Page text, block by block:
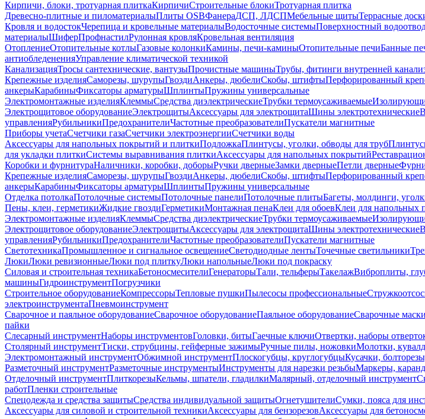
Кирпичи, блоки, тротуарная плиткаКирпичиСтроительные блокиТротуарная плитка
Древесно-плитные и пиломатериалыПлиты OSBФанераДСП, ЛДСПМебельные щитыТеррасные
Кровля и водостокЧерепица и кровельные материалыВодосточные системыПоверхностный
материалыШиферПрофнастилРулонная кровляКровельная вентиляция
ОтоплениеОтопительные котлыГазовые колонкиКамины, печи-каминыОтопительные печиБанные
антиобледененияУправление климатической техникой
КанализацияТросы сантехнические, вантузыПрочистные машиныТрубы, фитинги внутренней
Крепежные изделияСаморезы, шурупыГвоздиАнкеры, дюбелиСкобы, штифтыПерфорированный
анкерыКарабиныФиксаторы арматурыШплинтыПружины универсальные
Электромонтажные изделияКлеммыСредства диэлектрическиеТрубки термоусаживаемые
Электрощитовое оборудованиеЭлектрощитыАксессуары для электрощитаШины электротехнические
управленияРубильникиПредохранителиЧастотные преобразователиПускатели магнитные
Приборы учетаСчетчики газаСчетчики электроэнергииСчетчики воды
Аксессуары для напольных покрытий и плиткиПодложкаПлинтусы, уголки, обводы для труб
для укладки плиткиСистемы выравнивания плиткиАксессуары для напольных покрытий
Коробки и фурнитураНаличники, коробки, доборыРучки дверныеЗамки дверныеПетли дверные
Крепежные изделияСаморезы, шурупыГвоздиАнкеры, дюбелиСкобы, штифтыПерфорированный
анкерыКарабиныФиксаторы арматурыШплинтыПружины универсальные
Отделка потолкаПотолочные системыПотолочные панелиПотолочные плитыБагеты, молдинги,
Пены, клеи, герметикиЖидкие гвоздиГерметикиМонтажная пенаКлеи для обоевКлеи для напольных
Электромонтажные изделияКлеммыСредства диэлектрическиеТрубки термоусаживаемые
Электрощитовое оборудованиеЭлектрощитыАксессуары для электрощитаШины электротехнические
управленияРубильникиПредохранителиЧастотные преобразователиПускатели магнитные
СветотехникаПромышленное и сигнальное освещениеСветодиодные лентыТочечные светильники
ЛюкиЛюки ревизионныеЛюки под плиткуЛюки напольныеЛюки под покраску
Силовая и строительная техникаБетоносмесителиГенераторыТали, тельферыТакелажВиброплиты,
машиныГидроинструментПогрузчики
Строительное оборудованиеКомпрессорыТепловые пушкиПылесосы профессиональные
электроинструментаПневмоинструмент
Сварочное и паяльное оборудованиеСварочное оборудованиеПаяльное оборудованиеСварочные
пайки
Слесарный инструментНаборы инструментовГоловки, битыГаечные ключиОтвертки, наборы
Столярный инструментТиски, струбцины, гейферные зажимыРучные пилы, ножовкиМолотки,
Электромонтажный инструментОбжимной инструментПлоскогубцы, круглогубцыКусачки,
Разметочный инструментРазметочные инструментыИнструменты для нарезки резьбыМаркеры,
Отделочный инструментПлиткорезыКельмы, шпатели, гладилкиМалярный, отделочный инструмент
работПленки строительные
Спецодежда и средства защитыСредства индивидуальной защитыОгнетушителиСумки, пояса для
Аксессуары для силовой и строительной техникиАксессуары для бензорезовАксессуары для